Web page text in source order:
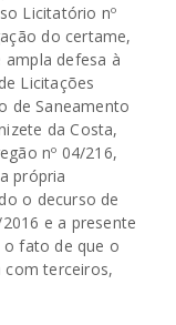
Licitatório nº
do certame,
defesa à
Licitações
de Saneamento
da Costa,
nº 04/216,
própria
o decurso de
e a presente
o fato de que o
com terceiros,